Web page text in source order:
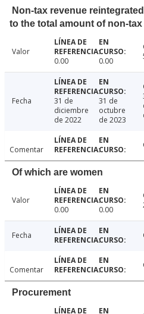
Non-tax revenue
to the total amount of non-
Valor
0.00
0.00
Fecha
31 de
diciembre
de 2022
31 de
octubre
de 2023
Comentar
Of which are women
Valor
0.00
0.00
Fecha
Comentar
Procurement